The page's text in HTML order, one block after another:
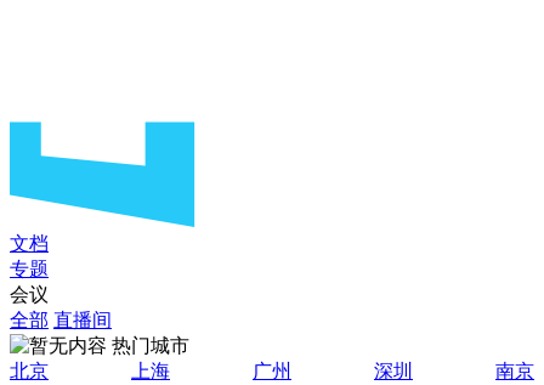
文档
专题
会议
全部 直播间
热门城市
北京
上海 广州 深圳
南京